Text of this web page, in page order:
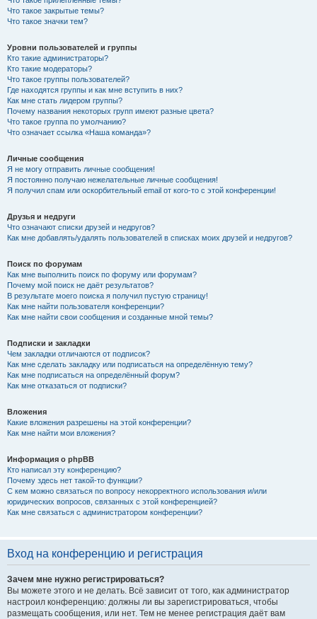
Что такое закрытые темы?
Что такое значки тем?
Уровни пользователей и группы
Кто такие администраторы?
Кто такие модераторы?
Что такое группы пользователей?
Где находятся группы и как мне вступить в них?
Как мне стать лидером группы?
Почему названия некоторых групп имеют разные цвета?
Что такое группа по умолчанию?
Что означает ссылка «Наша команда»?
Личные сообщения
Я не могу отправить личные сообщения!
Я постоянно получаю нежелательные личные сообщения!
Я получил спам или оскорбительный email от кого-то с этой конференции!
Друзья и недруги
Что означают списки друзей и недругов?
Как мне добавлять/удалять пользователей в списках моих друзей и недругов?
Поиск по форумам
Как мне выполнить поиск по форуму или форумам?
Почему мой поиск не даёт результатов?
В результате моего поиска я получил пустую страницу!
Как мне найти пользователя конференции?
Как мне найти свои сообщения и созданные мной темы?
Подписки и закладки
Чем закладки отличаются от подписок?
Как мне сделать закладку или подписаться на определённую тему?
Как мне подписаться на определённый форум?
Как мне отказаться от подписки?
Вложения
Какие вложения разрешены на этой конференции?
Как мне найти мои вложения?
Информация о phpBB
Кто написал эту конференцию?
Почему здесь нет такой-то функции?
С кем можно связаться по вопросу некорректного использования и/или
юридических вопросов, связанных с этой конференцией?
Как мне связаться с администратором конференции?
Вход на конференцию и регистрация
Зачем мне нужно регистрироваться?
Вы можете этого и не делать. Всё зависит от того, как администратор
настроил конференцию: должны ли вы зарегистрироваться, чтобы
размещать сообщения, или нет. Тем не менее регистрация даёт вам